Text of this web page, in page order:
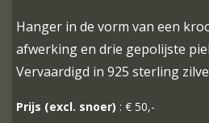
Hanger in de vorm van een
afwerking en drie gepolijste
Vervaardigd in 925 sterling
Prijs (excl. snoer) : € 50,-